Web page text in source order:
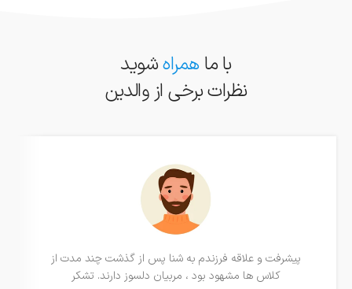
با ماهمراهشوید
نظرات برخی از والدین
پیشرفت و علاقه فرزندم به شنا پس از گذشت چند مدت از
کلاس ها مشهود بود ، مربیان دلسوز دارند. تشکر